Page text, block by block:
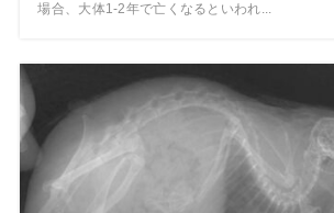
場合、大体1-2年で亡くなるといわれ...